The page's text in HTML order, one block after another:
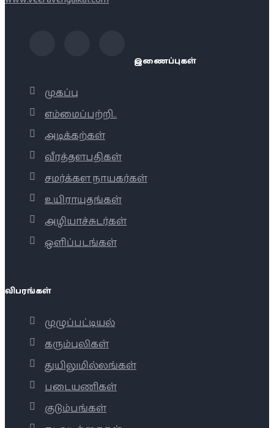
இணைப்புகள்
முகப்பு
எம்மைப்பற்றி..
அடிக்கற்கள்
வீரத்தளபதிகள்
சமர்க்கள நாயகர்கள்
உயிராயுதங்கள்
அழியாச்சுடர்கள்
ஒளிப்படங்கள்
விபரங்கள்
முழுப்பட்டியல்
கரும்புலிகள்
துயிலுமில்லங்கள்
படையணிகள்
குடும்பங்கள்